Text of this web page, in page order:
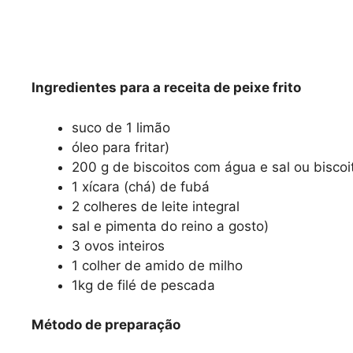
Ingredientes para a receita de peixe frito
suco de 1 limão
óleo para fritar)
200 g de biscoitos com água e sal ou
1 xícara (chá) de fubá
2 colheres de leite integral
sal e pimenta do reino a gosto)
3 ovos inteiros
1 colher de amido de milho
1kg de filé de pescada
Método de preparação